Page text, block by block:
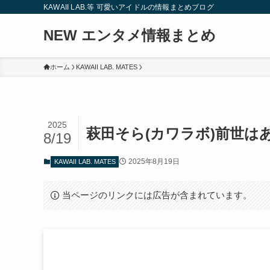
KAWAII LAB.等 可愛いアイドルの情報まとめブログ
NEW エンタメ情報まとめ
ホーム KAWAII LAB. MATES
萩田そら(カワラボ)前世は
2025
8/19
KAWAII LAB. MATES 2025年8月19日
当ページのリンクには広告が含まれています。